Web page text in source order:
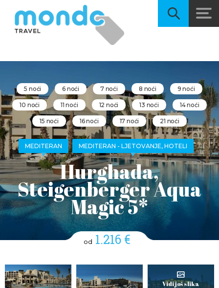
5 noći 6 noći 7 noći 8 noći 9 noći
10 noći 11 noći 12 noći 13 noći 14 noći
15 noći 16 noći 17 noći 21 noći
MEDITERAN MEDITERAN - LJETOVANJE, HOTELI
Hurghada,
Steigenberger Aqua
Magic 5*
od 1.216 €
Vidi još slika